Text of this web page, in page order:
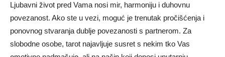
Ljubavni život pred Vama nosi mir, harmoniju i duhovnu
povezanost. Ako ste u vezi, moguć je trenutak pročišćenja i
ponovnog stvaranja dublje povezanosti s partnerom. Za
slobodne osobe, tarot najavljuje susret s nekim tko Vas